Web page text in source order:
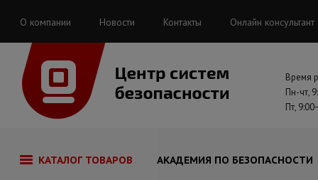
О компании Новости Контакты Онлайн консультант
Время
Пн-чт,
Пт,
КАТАЛОГ ТОВАРОВ АКАДЕМИЯ ПО БЕЗОПАСНОСТИ